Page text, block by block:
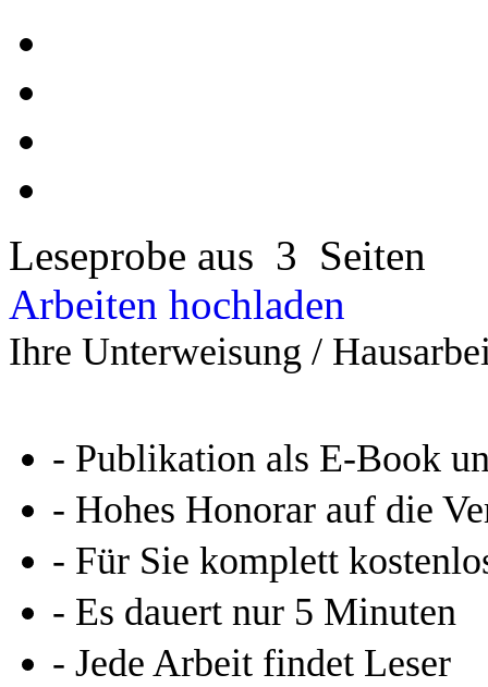
Leseprobe aus 3 Seiten
Arbeiten hochladen
Ihre Unterweisung /
- Publikation als E-Book
- Hohes Honorar auf die
- Für Sie komplett
- Es dauert nur 5 Minuten
- Jede Arbeit findet Leser